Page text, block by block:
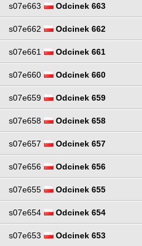
s07e663 Odcinek 663
s07e662 Odcinek 662
s07e661 Odcinek 661
s07e660 Odcinek 660
s07e659 Odcinek 659
s07e658 Odcinek 658
s07e657 Odcinek 657
s07e656 Odcinek 656
s07e655 Odcinek 655
s07e654 Odcinek 654
s07e653 Odcinek 653